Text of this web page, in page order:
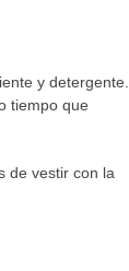
y detergente.
tiempo que
de vestir con la